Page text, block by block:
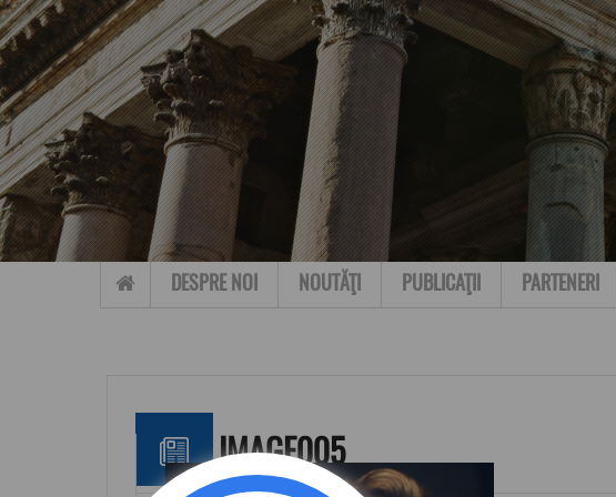
Skip to content
DESPRE NOI NOUTĂŢI PUBLICAŢII PARTENERI
IMAGE005